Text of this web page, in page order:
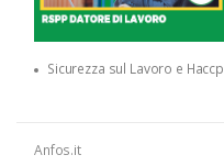
Sicurezza sul Lavoro e Haccp
Anfos.it